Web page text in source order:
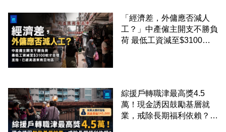
「經濟差，外傭應否減人
工？」中產僱主開支不勝負
荷 最低工資減至$3100蚊
綜援戶轉職津最高獎4.5
萬！現金誘因鼓勵基層就
業，戒除長期福利依賴？鄧